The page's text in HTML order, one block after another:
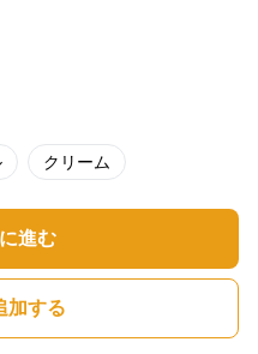
クリーム
進む
加する